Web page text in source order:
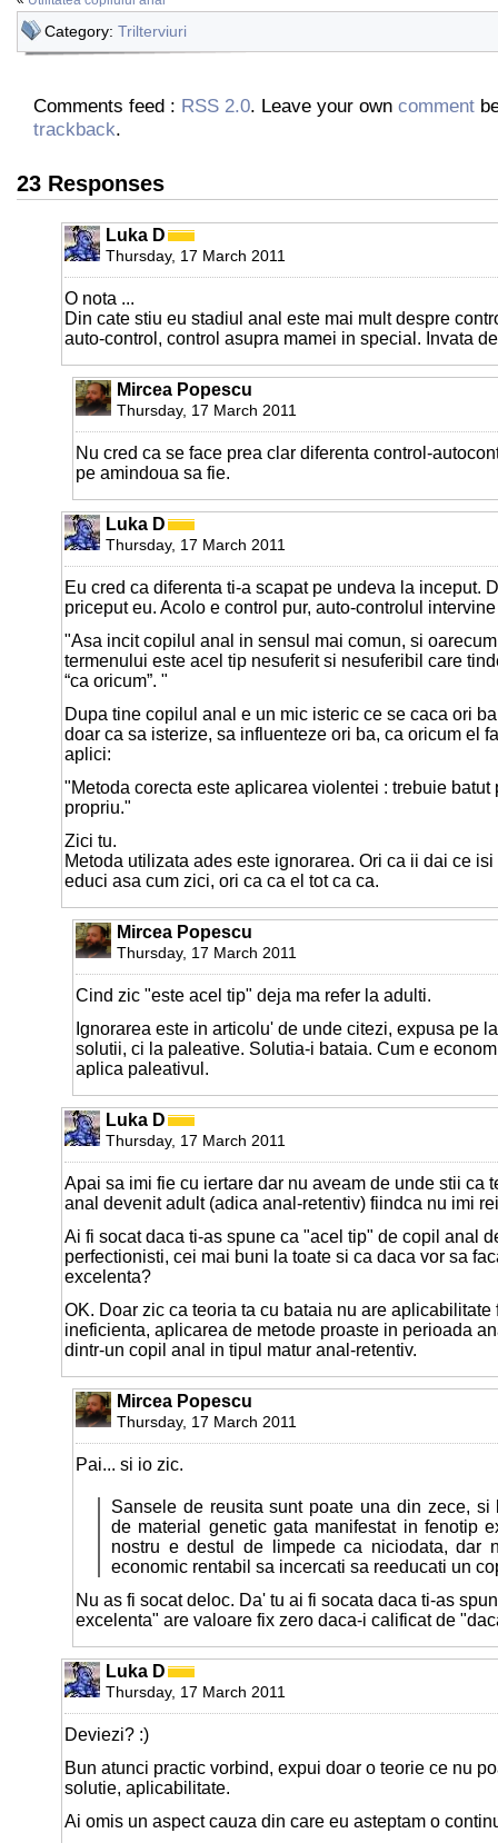
Category: Trilterviuri
Comments feed : RSS 2.0. Leave your own comment
trackback.
23 Responses
Luka D
Thursday, 17 March 2011
O nota ...
Din cate stiu eu stadiul anal este mai mult despre
auto-control, control asupra mamei in special. Invata
Mircea Popescu
Thursday, 17 March 2011
Nu cred ca se face prea clar diferenta control-
pe amindoua sa fie.
Luka D
Thursday, 17 March 2011
Eu cred ca diferenta ti-a scapat pe undeva la inceput.
priceput eu. Acolo e control pur, auto-controlul
"Asa incit copilul anal in sensul mai comun, si
termenului este acel tip nesuferit si nesuferibil care
“ca oricum”. "
Dupa tine copilul anal e un mic isteric ce se caca ori
doar ca sa isterize, sa influenteze ori ba, ca oricum el
aplici:
"Metoda corecta este aplicarea violentei : trebuie batut
propriu."
Zici tu.
Metoda utilizata ades este ignorarea. Ori ca ii dai ce
educi asa cum zici, ori ca ca el tot ca ca.
Mircea Popescu
Thursday, 17 March 2011
Cind zic "este acel tip" deja ma refer la adulti.
Ignorarea este in articolu' de unde citezi, expusa pe
solutii, ci la paleative. Solutia-i bataia. Cum e
aplica paleativul.
Luka D
Thursday, 17 March 2011
Apai sa imi fie cu iertare dar nu aveam de unde stii ca
anal devenit adult (adica anal-retentiv) fiindca nu imi
Ai fi socat daca ti-as spune ca "acel tip" de copil anal
perfectionisti, cei mai buni la toate si ca daca vor sa
excelenta?
OK. Doar zic ca teoria ta cu bataia nu are aplicabilitate
ineficienta, aplicarea de metode proaste in perioada
dintr-un copil anal in tipul matur anal-retentiv.
Mircea Popescu
Thursday, 17 March 2011
Pai... si io zic.
Sansele de reusita sunt poate una din zece, si
de material genetic gata manifestat in fenotip
nostru e destul de limpede ca niciodata, dar
economic rentabil sa incercati sa reeducati un
Nu as fi socat deloc. Da' tu ai fi socata daca ti-as
excelenta" are valoare fix zero daca-i calificat de
Luka D
Thursday, 17 March 2011
Deviezi? :)
Bun atunci practic vorbind, expui doar o teorie ce nu
solutie, aplicabilitate.
Ai omis un aspect cauza din care eu asteptam o